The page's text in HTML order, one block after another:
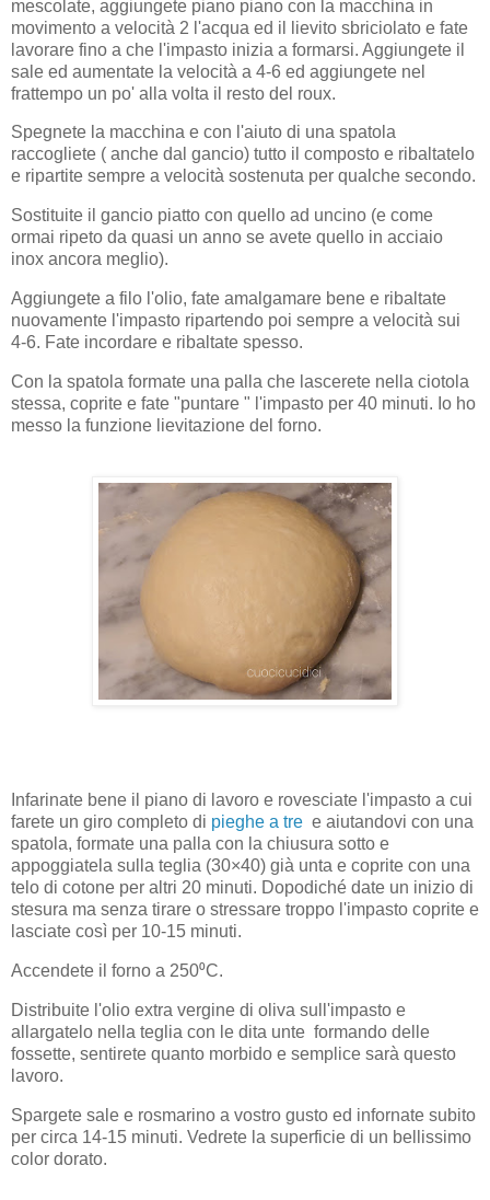
mescolate, aggiungete piano piano con la macchina in
movimento a velocità 2 l'acqua ed il lievito sbriciolato e fate
lavorare fino a che l'impasto inizia a formarsi. Aggiungete il
sale ed aumentate la velocità a 4-6 ed aggiungete nel
frattempo un po' alla volta il resto del roux.
Spegnete la macchina e con l'aiuto di una spatola
raccogliete ( anche dal gancio) tutto il composto e ribaltatelo
e ripartite sempre a velocità sostenuta per qualche secondo.
Sostituite il gancio piatto con quello ad uncino (e come
ormai ripeto da quasi un anno se avete quello in acciaio
inox ancora meglio).
Aggiungete a filo l'olio, fate amalgamare bene e ribaltate
nuovamente l'impasto ripartendo poi sempre a velocità sui
4-6. Fate incordare e ribaltate spesso.
Con la spatola formate una palla che lascerete nella ciotola
stessa, coprite e fate "puntare " l'impasto per 40 minuti. Io ho
messo la funzione lievitazione del forno.
Infarinate bene il piano di lavoro e rovesciate l'impasto a cui
farete un giro completo di pieghe a tre e aiutandovi con una
spatola, formate una palla con la chiusura sotto e
appoggiatela sulla teglia (30×40) già unta e coprite con una
telo di cotone per altri 20 minuti. Dopodiché date un inizio di
stesura ma senza tirare o stressare troppo l'impasto coprite e
lasciate così per 10-15 minuti.
Accendete il forno a 250⁰C.
Distribuite l'olio extra vergine di oliva sull'impasto e
allargatelo nella teglia con le dita unte formando delle
fossette, sentirete quanto morbido e semplice sarà questo
lavoro.
Spargete sale e rosmarino a vostro gusto ed infornate subito
per circa 14-15 minuti. Vedrete la superficie di un bellissimo
color dorato.